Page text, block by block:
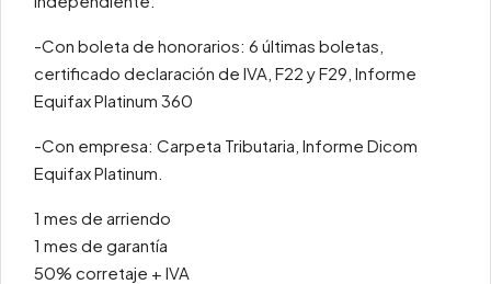
-Con boleta de honorarios: 6 últimas boletas,
certificado declaración de IVA, F22 y F29, Informe
Equifax Platinum 360
-Con empresa: Carpeta Tributaria, Informe Dicom
Equifax Platinum.
1 mes de arriendo
1 mes de garantía
50% corretaje + IVA